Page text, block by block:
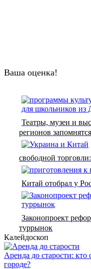
Ваша оценка!
Театры, музеи и
регионов
свободной
Китай отобрал у
Законопроект
туррынок
Калейдоскоп
Аренда до старости: кто
городе?